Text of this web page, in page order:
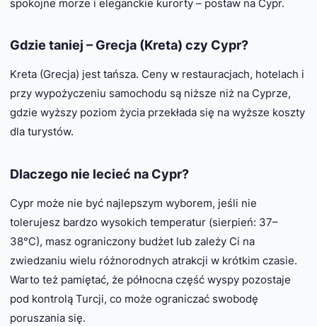
spokojne morze i eleganckie kurorty – postaw na Cypr.
Gdzie taniej – Grecja (Kreta) czy Cypr?
Kreta (Grecja) jest tańsza. Ceny w restauracjach, hotelach i
przy wypożyczeniu samochodu są niższe niż na Cyprze,
gdzie wyższy poziom życia przekłada się na wyższe koszty
dla turystów.
Dlaczego nie lecieć na Cypr?
Cypr może nie być najlepszym wyborem, jeśli nie
tolerujesz bardzo wysokich temperatur (sierpień: 37–
38°C), masz ograniczony budżet lub zależy Ci na
zwiedzaniu wielu różnorodnych atrakcji w krótkim czasie.
Warto też pamiętać, że północna część wyspy pozostaje
pod kontrolą Turcji, co może ograniczać swobodę
poruszania się.